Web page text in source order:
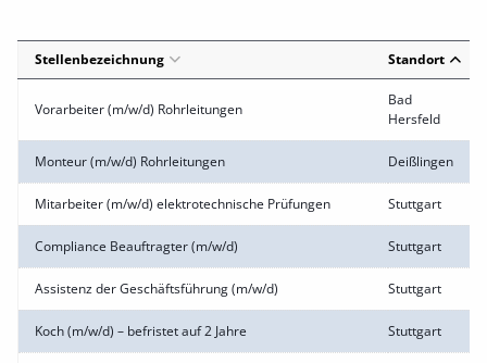
Stellenbezeichnung Standort
Vorarbeiter (m/w/d) Rohrleitungen
Bad
Hersfeld
Monteur (m/w/d) Rohrleitungen Deißlingen
Mitarbeiter (m/w/d) elektrotechnische Prüfungen Stuttgart
Compliance Beauftragter (m/w/d) Stuttgart
Assistenz der Geschäftsführung (m/w/d) Stuttgart
Koch (m/w/d) – befristet auf 2 Jahre Stuttgart